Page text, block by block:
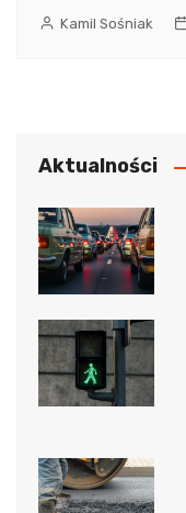
Kamil Sośniak
Aktualności